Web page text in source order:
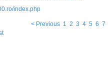
index.php
< Previous 1 2 3 4 5 6 7